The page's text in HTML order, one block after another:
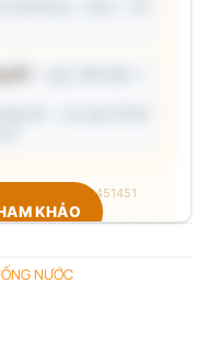
KHẢO
nào để hiện đúng
Zalo 0705451451
NƯỚC